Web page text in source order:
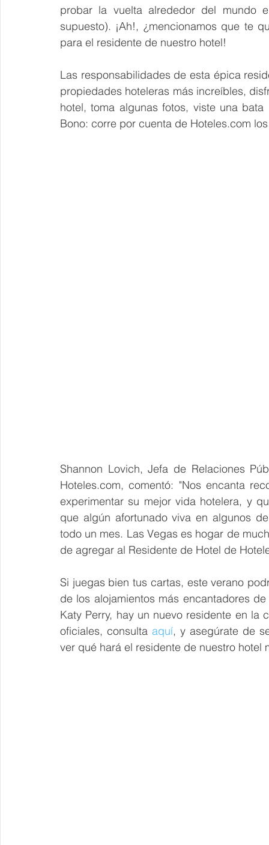
probar la vuelta alrededor del mundo
supuesto). ¡Ah!, ¿mencionamos que te
para el residente de nuestro hotel!
Las responsabilidades de esta épica
propiedades hoteleras más increíbles,
hotel, toma algunas fotos, viste una
Bono: corre por cuenta de Hoteles.com
Shannon Lovich, Jefa de Relaciones
Hoteles.com, comentó: "Nos encanta
experimentar su mejor vida hotelera, y
que algún afortunado viva en algunos
todo un mes. Las Vegas es hogar de
de agregar al Residente de Hotel de
Si juegas bien tus cartas, este verano
de los alojamientos más encantadores
Katy Perry, hay un nuevo residente en
oficiales, consulta aquí, y asegúrate de
ver qué hará el residente de nuestro hotel